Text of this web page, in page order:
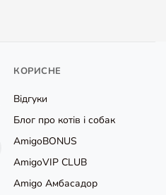
КОРИСНЕ
Відгуки
Блог про котів і собак
AmigoBONUS
AmigoVIP CLUB
Amigo Амбасадор